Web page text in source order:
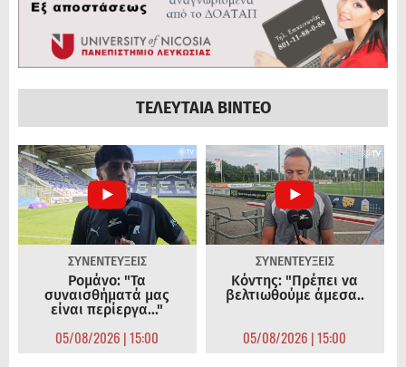
ΤΕΛΕΥΤΑΙΑ ΒΙΝΤΕΟ
ΣΥΝΕΝΤΕΥΞΕΙΣ
Ρομάνο: "Τα
συναισθήματά μας
είναι περίεργα..."
05/08/2026 | 15:00
ΣΥΝΕΝΤΕΥΞΕΙΣ
Κόντης: "Πρέπει να
βελτιωθούμε άμεσα..
05/08/2026 | 15:00